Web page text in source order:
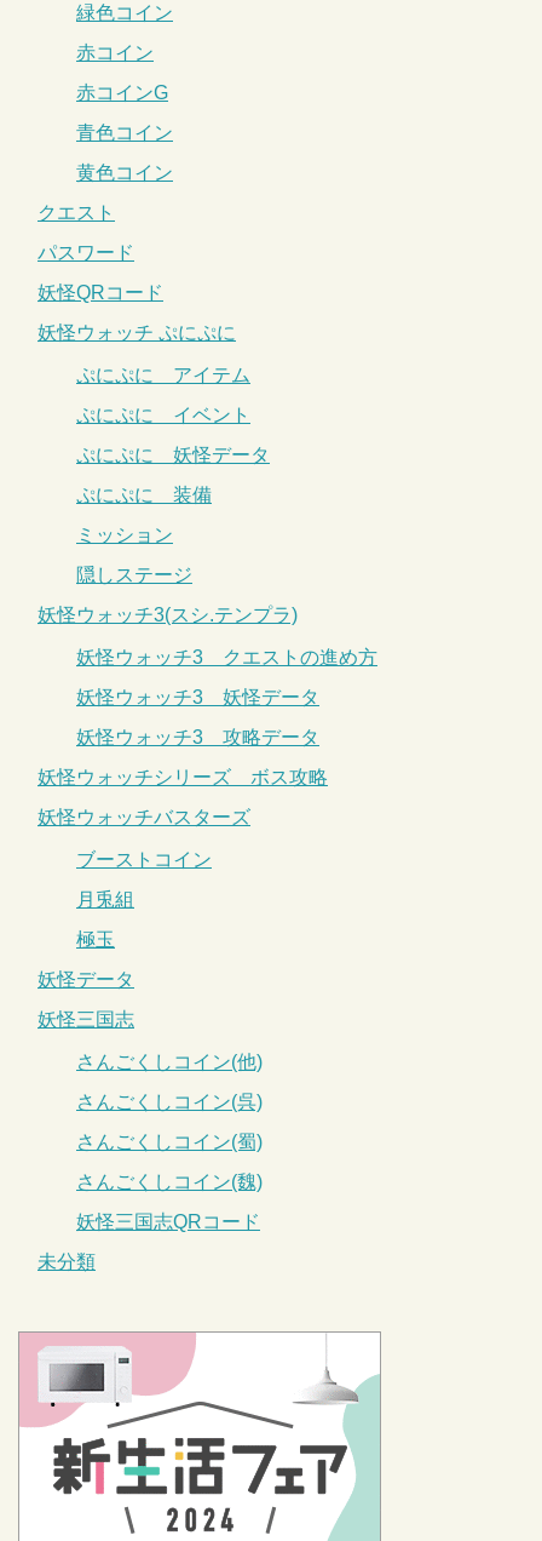
緑色コイン
赤コイン
赤コインG
青色コイン
黄色コイン
クエスト
パスワード
妖怪QRコード
妖怪ウォッチ ぷにぷに
ぷにぷに アイテム
ぷにぷに イベント
ぷにぷに 妖怪データ
ぷにぷに 装備
ミッション
隠しステージ
妖怪ウォッチ3(スシ.テンプラ)
妖怪ウォッチ3 クエストの進め方
妖怪ウォッチ3 妖怪データ
妖怪ウォッチ3 攻略データ
妖怪ウォッチシリーズ ボス攻略
妖怪ウォッチバスターズ
ブーストコイン
月兎組
極玉
妖怪データ
妖怪三国志
さんごくしコイン(他)
さんごくしコイン(呉)
さんごくしコイン(蜀)
さんごくしコイン(魏)
妖怪三国志QRコード
未分類